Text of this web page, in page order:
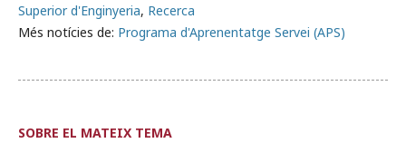
Superior d'Enginyeria, Recerca
Més notícies de: Programa d'Aprenentatge Servei (APS)
SOBRE EL MATEIX TEMA